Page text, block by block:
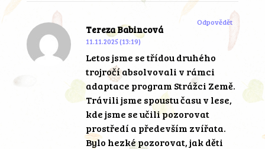
Tereza Babincová
11.11.2025 (13:19)
Letos jsme se třídou druhého
trojročí absolvovali v rámci
adaptace program Strážci Země.
Trávili jsme spoustu času v lese,
kde jsme se učili pozorovat
prostředí a především zvířata.
Bylo hezké pozorovat, jak děti
Odpovědět